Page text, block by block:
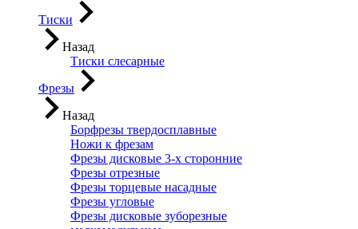
Тиски
Назад
Тиски слесарные
Фрезы
Назад
Борфрезы твердосплавные
Ножи к фрезам
Фрезы дисковые 3-х сторонние
Фрезы отрезные
Фрезы торцевые насадные
Фрезы угловые
Фрезы дисковые зуборезные